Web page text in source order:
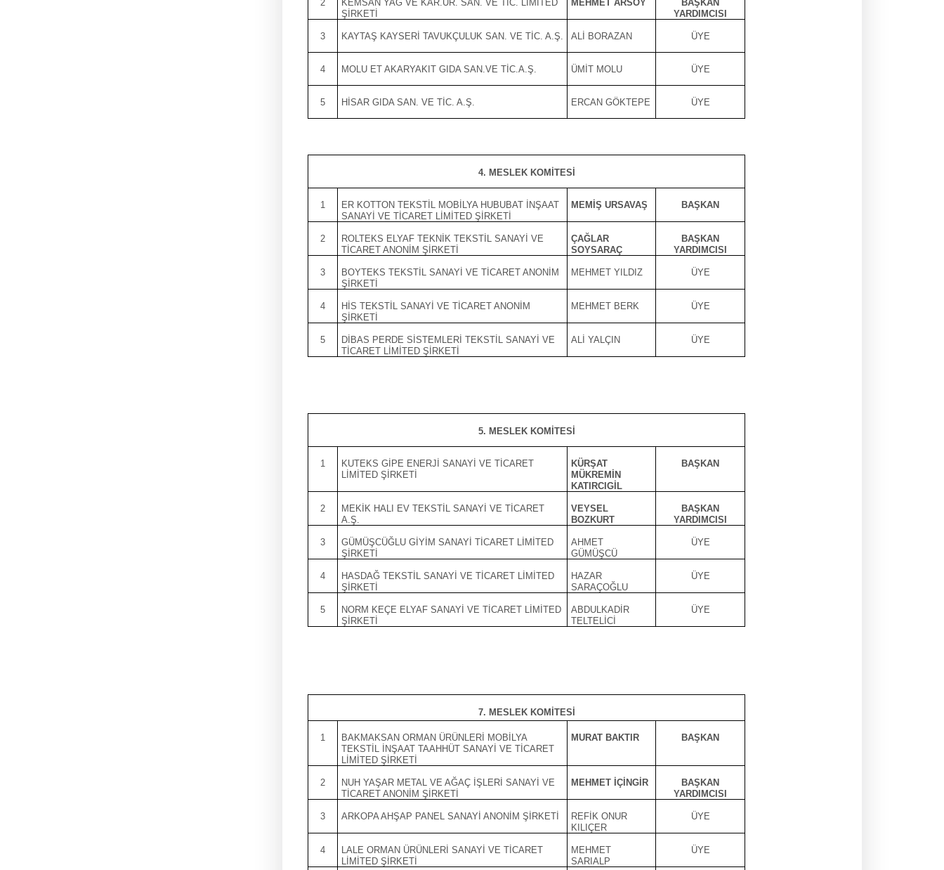
2
KEMSAN YAĞ VE KAR.ÜR. SAN. VE TİC. LİMİTED
ŞİRKETİ
MEHMET ARSOY
BAŞKAN
YARDIMCISI
3 KAYTAŞ KAYSERİ TAVUKÇULUK SAN. VE TİC. A.Ş. ALİ BORAZAN ÜYE
4 MOLU ET AKARYAKIT GIDA SAN.VE TİC.A.Ş. ÜMİT MOLU ÜYE
5 HİSAR GIDA SAN. VE TİC. A.Ş. ERCAN GÖKTEPE ÜYE
4. MESLEK KOMİTESİ
1
ER KOTTON TEKSTİL MOBİLYA HUBUBAT İNŞAAT
SANAYİ VE TİCARET LİMİTED ŞİRKETİ
MEMİŞ URSAVAŞ BAŞKAN
2
ROLTEKS ELYAF TEKNİK TEKSTİL SANAYİ VE
TİCARET ANONİM ŞİRKETİ
ÇAĞLAR
SOYSARAÇ
BAŞKAN
YARDIMCISI
3
BOYTEKS TEKSTİL SANAYİ VE TİCARET ANONİM
ŞİRKETİ
MEHMET YILDIZ ÜYE
4
HİS TEKSTİL SANAYİ VE TİCARET ANONİM
ŞİRKETİ
MEHMET BERK ÜYE
5
DİBAS PERDE SİSTEMLERİ TEKSTİL SANAYİ VE
TİCARET LİMİTED ŞİRKETİ
ALİ YALÇIN ÜYE
5. MESLEK KOMİTESİ
1
KUTEKS GİPE ENERJİ SANAYİ VE TİCARET
LİMİTED ŞİRKETİ
KÜRŞAT
MÜKREMİN
KATIRCIGİL
BAŞKAN
2
MEKİK HALI EV TEKSTİL SANAYİ VE TİCARET
A.Ş.
VEYSEL
BOZKURT
BAŞKAN
YARDIMCISI
3
GÜMÜŞCÜĞLU GİYİM SANAYİ TİCARET LİMİTED
ŞİRKETİ
AHMET
GÜMÜŞCÜ
ÜYE
4
HASDAĞ TEKSTİL SANAYİ VE TİCARET LİMİTED
ŞİRKETİ
HAZAR
SARAÇOĞLU
ÜYE
5
NORM KEÇE ELYAF SANAYİ VE TİCARET LİMİTED
ŞİRKETİ
ABDULKADİR
TELTELİCİ
ÜYE
7. MESLEK KOMİTESİ
1
BAKMAKSAN ORMAN ÜRÜNLERİ MOBİLYA
TEKSTİL İNŞAAT TAAHHÜT SANAYİ VE TİCARET
LİMİTED ŞİRKETİ
MURAT BAKTIR BAŞKAN
2
NUH YAŞAR METAL VE AĞAÇ İŞLERİ SANAYİ VE
TİCARET ANONİM ŞİRKETİ
MEHMET İÇİNGİR
BAŞKAN
YARDIMCISI
3 ARKOPA AHŞAP PANEL SANAYİ ANONİM ŞİRKETİ
REFİK ONUR
KILIÇER
ÜYE
4
LALE ORMAN ÜRÜNLERİ SANAYİ VE TİCARET
LİMİTED ŞİRKETİ
MEHMET
SARIALP
ÜYE